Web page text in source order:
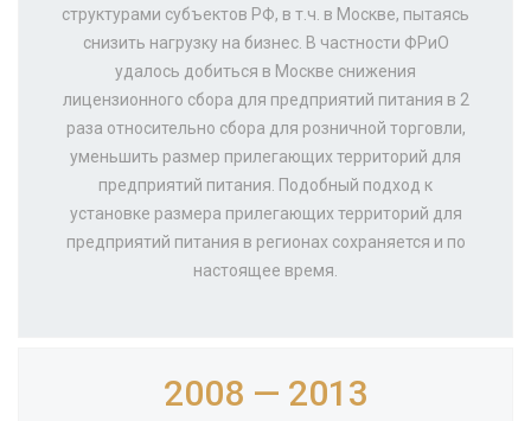
структурами субъектов РФ, в т.ч. в Москве, пытаясь
снизить нагрузку на бизнес. В частности ФРиО
удалось добиться в Москве снижения
лицензионного сбора для предприятий питания в 2
раза относительно сбора для розничной торговли,
уменьшить размер прилегающих территорий для
предприятий питания. Подобный подход к
установке размера прилегающих территорий для
предприятий питания в регионах сохраняется и по
настоящее время.
2008 — 2013